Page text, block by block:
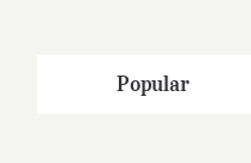
Popular